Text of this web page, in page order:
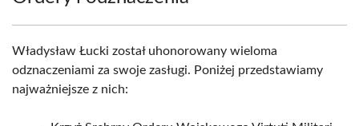
Władysław Łucki został uhonorowany wieloma
odznaczeniami za swoje zasługi. Poniżej przedstawiamy
najważniejsze z nich: